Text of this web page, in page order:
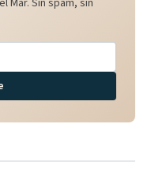
Mar. Sin spam, sin